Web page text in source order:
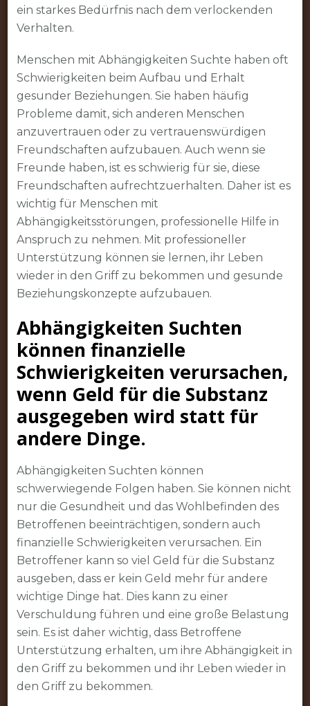
ein starkes Bedürfnis nach dem verlockenden
Verhalten.
Menschen mit Abhängigkeiten Suchte haben oft
Schwierigkeiten beim Aufbau und Erhalt
gesunder Beziehungen. Sie haben häufig
Probleme damit, sich anderen Menschen
anzuvertrauen oder zu vertrauenswürdigen
Freundschaften aufzubauen. Auch wenn sie
Freunde haben, ist es schwierig für sie, diese
Freundschaften aufrechtzuerhalten. Daher ist es
wichtig für Menschen mit
Abhängigkeitsstörungen, professionelle Hilfe in
Anspruch zu nehmen. Mit professioneller
Unterstützung können sie lernen, ihr Leben
wieder in den Griff zu bekommen und gesunde
Beziehungskonzepte aufzubauen.
Abhängigkeiten Suchten
können finanzielle
Schwierigkeiten verursachen,
wenn Geld für die Substanz
ausgegeben wird statt für
andere Dinge.
Abhängigkeiten Suchten können
schwerwiegende Folgen haben. Sie können nicht
nur die Gesundheit und das Wohlbefinden des
Betroffenen beeinträchtigen, sondern auch
finanzielle Schwierigkeiten verursachen. Ein
Betroffener kann so viel Geld für die Substanz
ausgeben, dass er kein Geld mehr für andere
wichtige Dinge hat. Dies kann zu einer
Verschuldung führen und eine große Belastung
sein. Es ist daher wichtig, dass Betroffene
Unterstützung erhalten, um ihre Abhängigkeit in
den Griff zu bekommen und ihr Leben wieder in
den Griff zu bekommen.